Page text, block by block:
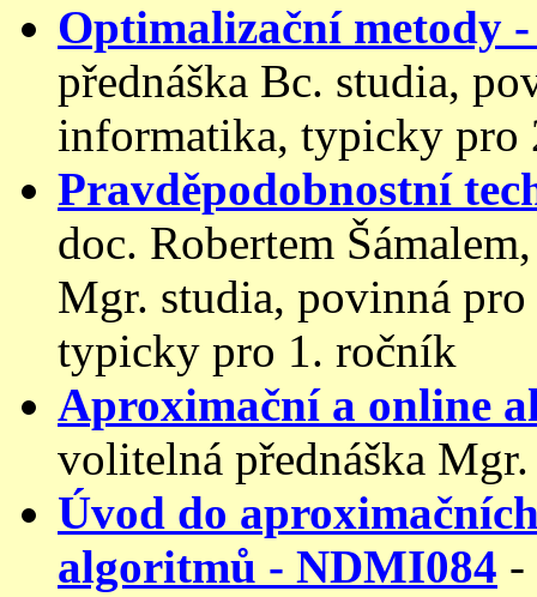
Optimalizační metody
přednáška Bc. studia,
informatika, typicky pro
Pravděpodobnostní
doc. Robertem
Mgr. studia, povinná
typicky pro 1. ročník
Aproximační a online
volitelná přednáška
Úvod do
algoritmů - NDMI084 -